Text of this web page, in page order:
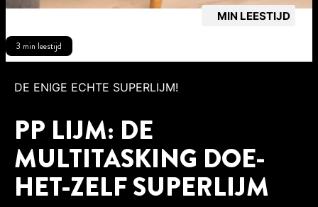
3 min leestijd
MIN LEESTIJD
DE ENIGE ECHTE SUPERLIJM!
PP LIJM: DE
MULTITASKING DOE-
HET-ZELF SUPERLIJM